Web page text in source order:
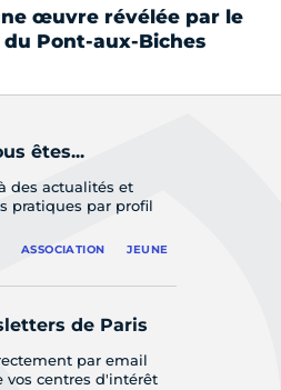
œuvre révélée par le
du Pont-aux-Biches
êtes...
des actualités et
pratiques par profil
ASSOCIATION JEUNE
de Paris
par email
vos centres d'intérêt